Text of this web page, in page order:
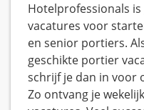
Hotelprofessionals
vacatures voor
en senior portiers.
geschikte portier
schrijf je dan in voor
Zo ontvang je